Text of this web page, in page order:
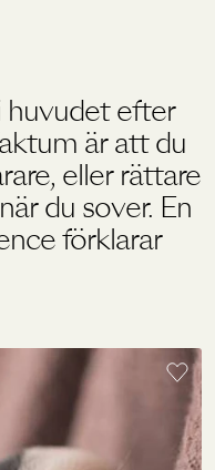
huvudet efter
är att du
eller rättare
du sover. En
förklarar